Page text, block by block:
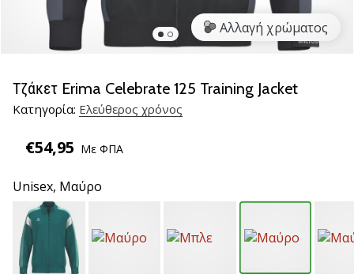
βόλεϊ
Είστε
του
βόλεϊ
όπως
Ελάτε
μας
πρεσβευτής
της
μάρκας
μας.
Αλλαγή χρώματος
Τζάκετ Erima Celebrate 125 Training Jacket
Κατηγορία: Ελεύθερος χρόνος
€54,95 Με ΦΠΑ
Unisex, Μαύρο